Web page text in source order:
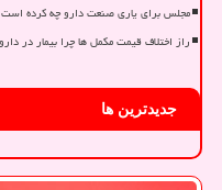
مجلس برای یاری صنعت دارو چه کرده است
راز اختلاف قیمت مکمل ها چرا بیمار در
جدیدترین ها